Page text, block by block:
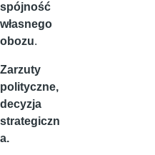
spójność
własnego
obozu.
Zarzuty
polityczne,
decyzja
strategiczn
a.